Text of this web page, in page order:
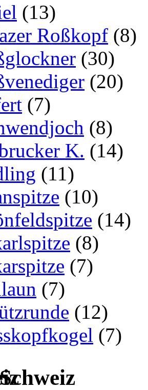
(13)
Roßkopf (8)
(30)
(20)
(7)
(8)
K. (14)
(11)
(10)
(14)
(8)
(7)
(7)
(12)
(7)